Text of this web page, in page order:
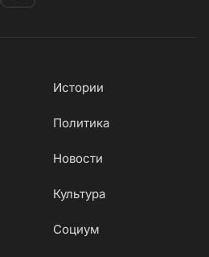
Истории
Политика
Новости
Культура
Социум